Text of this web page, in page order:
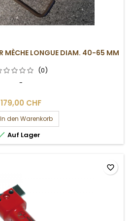
MÈCHE LONGUE DIAM. 40-65 MM
(0)
-
179,00 CHF
In den Warenkorb
Auf Lager
favorite_border